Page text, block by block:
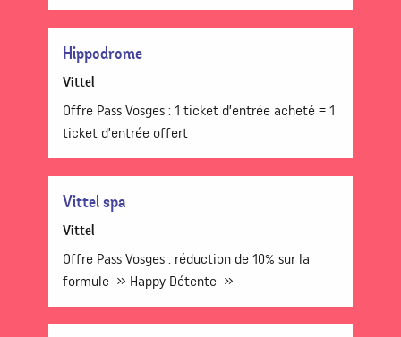
Hippodrome
Vittel
Offre Pass Vosges : 1 ticket d’entrée acheté = 1
ticket d’entrée offert
Vittel spa
Vittel
Offre Pass Vosges : réduction de 10% sur la
formule » Happy Détente »